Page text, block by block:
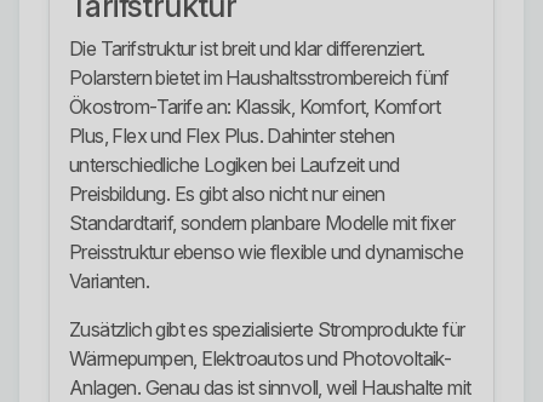
Die Tarifstruktur ist breit und klar differenziert.
Polarstern bietet im Haushaltsstrombereich fünf
Ökostrom-Tarife an: Klassik, Komfort, Komfort
Plus, Flex und Flex Plus. Dahinter stehen
unterschiedliche Logiken bei Laufzeit und
Preisbildung. Es gibt also nicht nur einen
Standardtarif, sondern planbare Modelle mit fixer
Preisstruktur ebenso wie flexible und dynamische
Varianten.
Zusätzlich gibt es spezialisierte Stromprodukte für
Wärmepumpen, Elektroautos und Photovoltaik-
Anlagen. Genau das ist sinnvoll, weil Haushalte mit